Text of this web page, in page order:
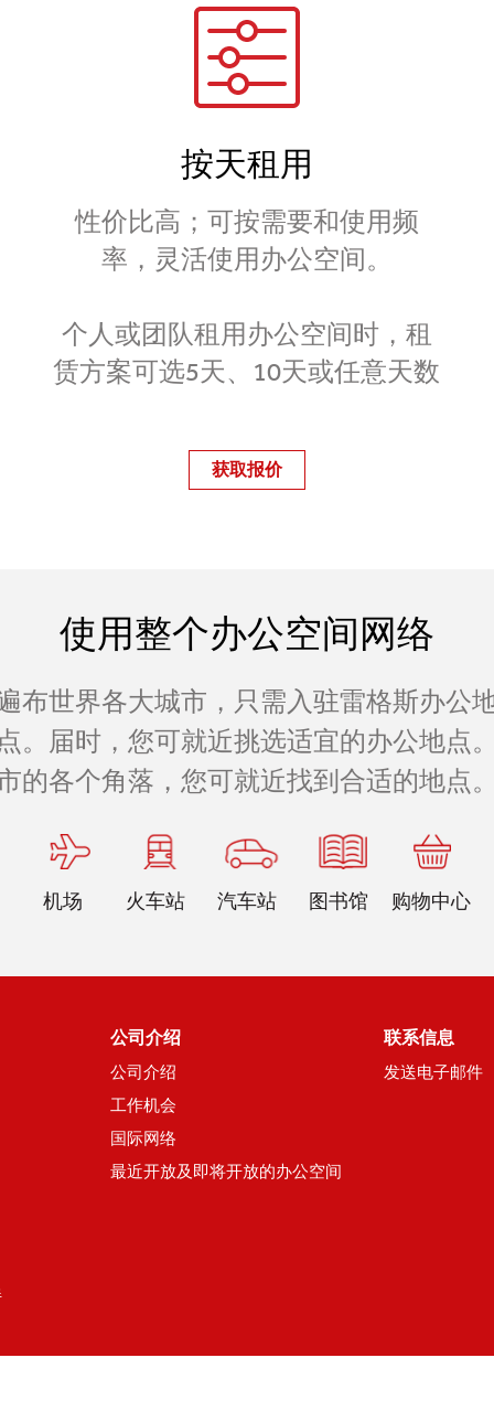
按天租用
性价比高；可按需要和使用频
率，灵活使用办公空间。
个人或团队租用办公空间时，租
赁方案可选5天、10天或任意天数
获取报价
使用整个办公空间网络
布世界各大城市，只需入驻雷格斯办公
。届时，您可就近挑选适宜的办公地点
的各个角落，您可就近找到合适的地点。
机场 火车站 汽车站 图书馆 购物中心
公司介绍
公司介绍
工作机会
国际网络
最近开放及即将开放的办公空间
联系信息
发送电子邮件